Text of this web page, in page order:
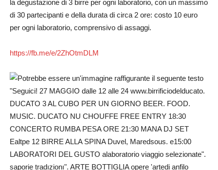
la degustazione di 3 birre per ogni laboratorio, con un massimo
di 30 partecipanti e della durata di circa 2 ore: costo 10 euro
per ogni laboratorio, comprensivo di assaggi.
https://fb.me/e/2ZhOtmDLM